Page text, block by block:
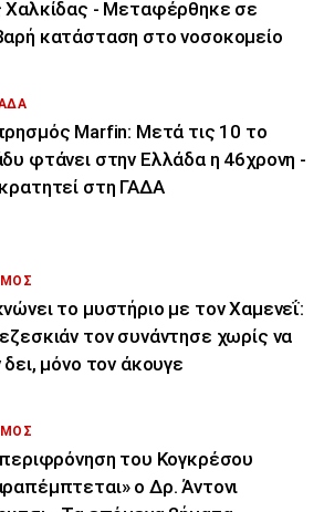
Χαλκίδας - Μεταφέρθηκε σε
κατάσταση στο νοσοκομείο
Marfin: Μετά τις 10 το
φτάνει στην Ελλάδα η 46χρονη -
στη ΓΑΔΑ
το μυστήριο με τον Χαμενεΐ:
τον συνάντησε χωρίς να
δει, μόνο τον άκουγε
περιφρόνηση του Κογκρέσου
ο Δρ. Άντονι